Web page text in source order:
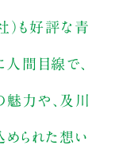
）も好評な青
人間目線で、
魅力や、及川
められた想い